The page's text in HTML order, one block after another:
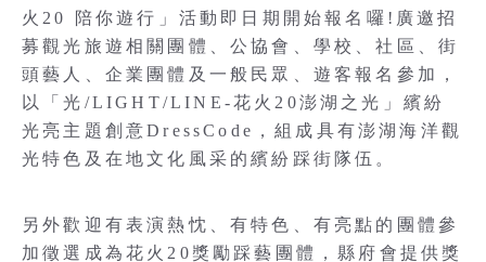
火20 陪你遊行」活動即日期開始報名囉!廣邀招
募觀光旅遊相關團體、公協會、學校、社區、街
頭藝人、企業團體及一般民眾、遊客報名參加，
以「光/LIGHT/LINE-花火20澎湖之光」繽紛
光亮主題創意DressCode，組成具有澎湖海洋觀
光特色及在地文化風采的繽紛踩街隊伍。
另外歡迎有表演熱忱、有特色、有亮點的團體參
加徵選成為花火20獎勵踩藝團體，縣府會提供獎